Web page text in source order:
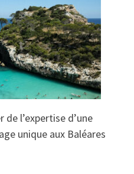
l’expertise d’une
unique aux Baléares